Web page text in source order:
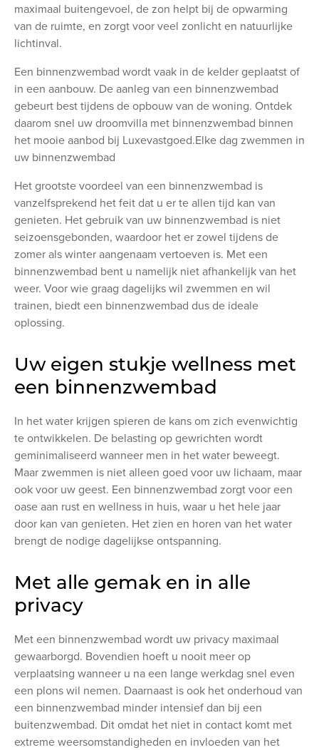
maximaal buitengevoel, de zon helpt bij de opwarming
van de ruimte, en zorgt voor veel zonlicht en natuurlijke
lichtinval.
Een binnenzwembad wordt vaak in de kelder geplaatst of
in een aanbouw. De aanleg van een binnenzwembad
gebeurt best tijdens de opbouw van de woning. Ontdek
daarom snel uw droomvilla met binnenzwembad binnen
het mooie aanbod bij Luxevastgoed.Elke dag zwemmen in
uw binnenzwembad
Het grootste voordeel van een binnenzwembad is
vanzelfsprekend het feit dat u er te allen tijd kan van
genieten. Het gebruik van uw binnenzwembad is niet
seizoensgebonden, waardoor het er zowel tijdens de
zomer als winter aangenaam vertoeven is. Met een
binnenzwembad bent u namelijk niet afhankelijk van het
weer. Voor wie graag dagelijks wil zwemmen en wil
trainen, biedt een binnenzwembad dus de ideale
oplossing.
Uw eigen stukje wellness met
een binnenzwembad
In het water krijgen spieren de kans om zich evenwichtig
te ontwikkelen. De belasting op gewrichten wordt
geminimaliseerd wanneer men in het water beweegt.
Maar zwemmen is niet alleen goed voor uw lichaam, maar
ook voor uw geest. Een binnenzwembad zorgt voor een
oase aan rust en wellness in huis, waar u het hele jaar
door kan van genieten. Het zien en horen van het water
brengt de nodige dagelijkse ontspanning.
Met alle gemak en in alle
privacy
Met een binnenzwembad wordt uw privacy maximaal
gewaarborgd. Bovendien hoeft u nooit meer op
verplaatsing wanneer u na een lange werkdag snel even
een plons wil nemen. Daarnaast is ook het onderhoud van
een binnenzwembad minder intensief dan bij een
buitenzwembad. Dit omdat het niet in contact komt met
extreme weersomstandigheden en invloeden van het